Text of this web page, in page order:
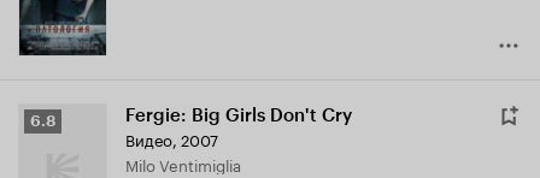
Рейтинг
6.8 Fergie: Big Girls Don't Cry
Видео, 2007
Milo Ventimiglia